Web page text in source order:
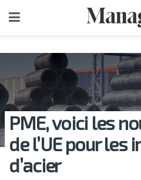
PME, voici les
de l’UE pour
d’acier